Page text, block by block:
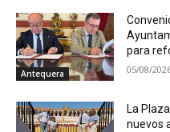
Antequera
para
05/08/
La
nuevos